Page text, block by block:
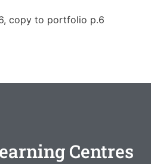
copy to portfolio p.6
Centres